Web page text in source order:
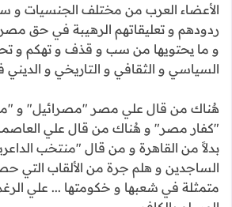
الأعضاء العرب من مختلف الجنسيات و
ردودهم و تعليقاتهم الرهيبة في حق
و ما يحتويها من سب و قذف و تهكم و
السياسي و الثقافي و التاريخي و الديني
هُناك من قال علي مصر "مصرائيل" و
"كفار مصر" و هُناك من قال علي
بدلاً من القاهرة و من قال "منتخب
الساجدين و هلم جرة من الألقاب التي
متمثلة في شعبها و خكومتها ... علي